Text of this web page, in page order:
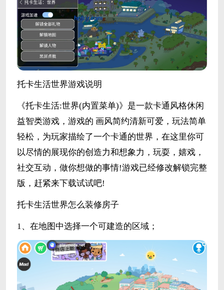
托卡生活世界游戏说明
《托卡生活:世界(内置菜单)》是一款卡通风格休闲
益智类游戏，游戏的 画风简约清新可爱，玩法简单
轻松，为玩家描绘了一个卡通的世界，在这里你可
以尽情的展现你的创造力和想象力，玩耍，嬉戏，
社交互动，做你想做的事情!游戏已经修改解锁完整
版，赶紧来下载试试吧!
托卡生活世界怎么装修房子
1、在地图中选择一个可建造的区域；